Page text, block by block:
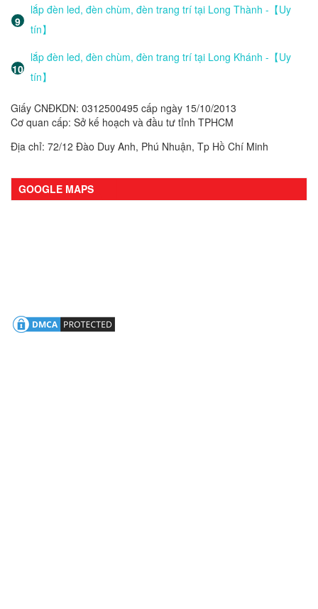
lắp đèn led, đèn chùm, đèn trang trí tại Long Thành -【Uy
tín】
lắp đèn led, đèn chùm, đèn trang trí tại Long Khánh -【Uy
tín】
Giấy CNĐKDN: 0312500495 cấp ngày 15/10/2013
Cơ quan cấp: Sở kế hoạch và đầu tư tỉnh TPHCM
Địa chỉ: 72/12 Đào Duy Anh, Phú Nhuận, Tp Hồ Chí Minh
GOOGLE MAPS